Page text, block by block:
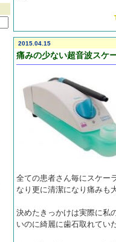
2015.04.15
痛みの少ない超音波スケ
全ての患者さん毎にスケー
なり更に清潔になり痛みも
決めたきっかけは実際に私
いのに綺麗に歯石取れてい